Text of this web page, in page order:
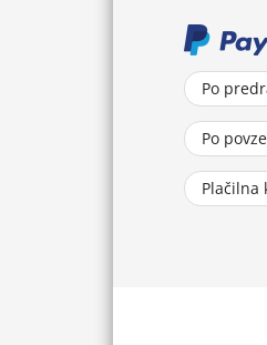
Po
Po
Plačilna